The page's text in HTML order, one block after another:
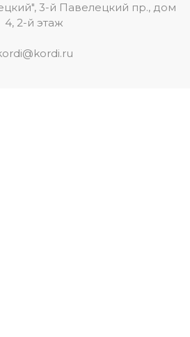
3-й Павелецкий пр., дом
4, 2-й этаж